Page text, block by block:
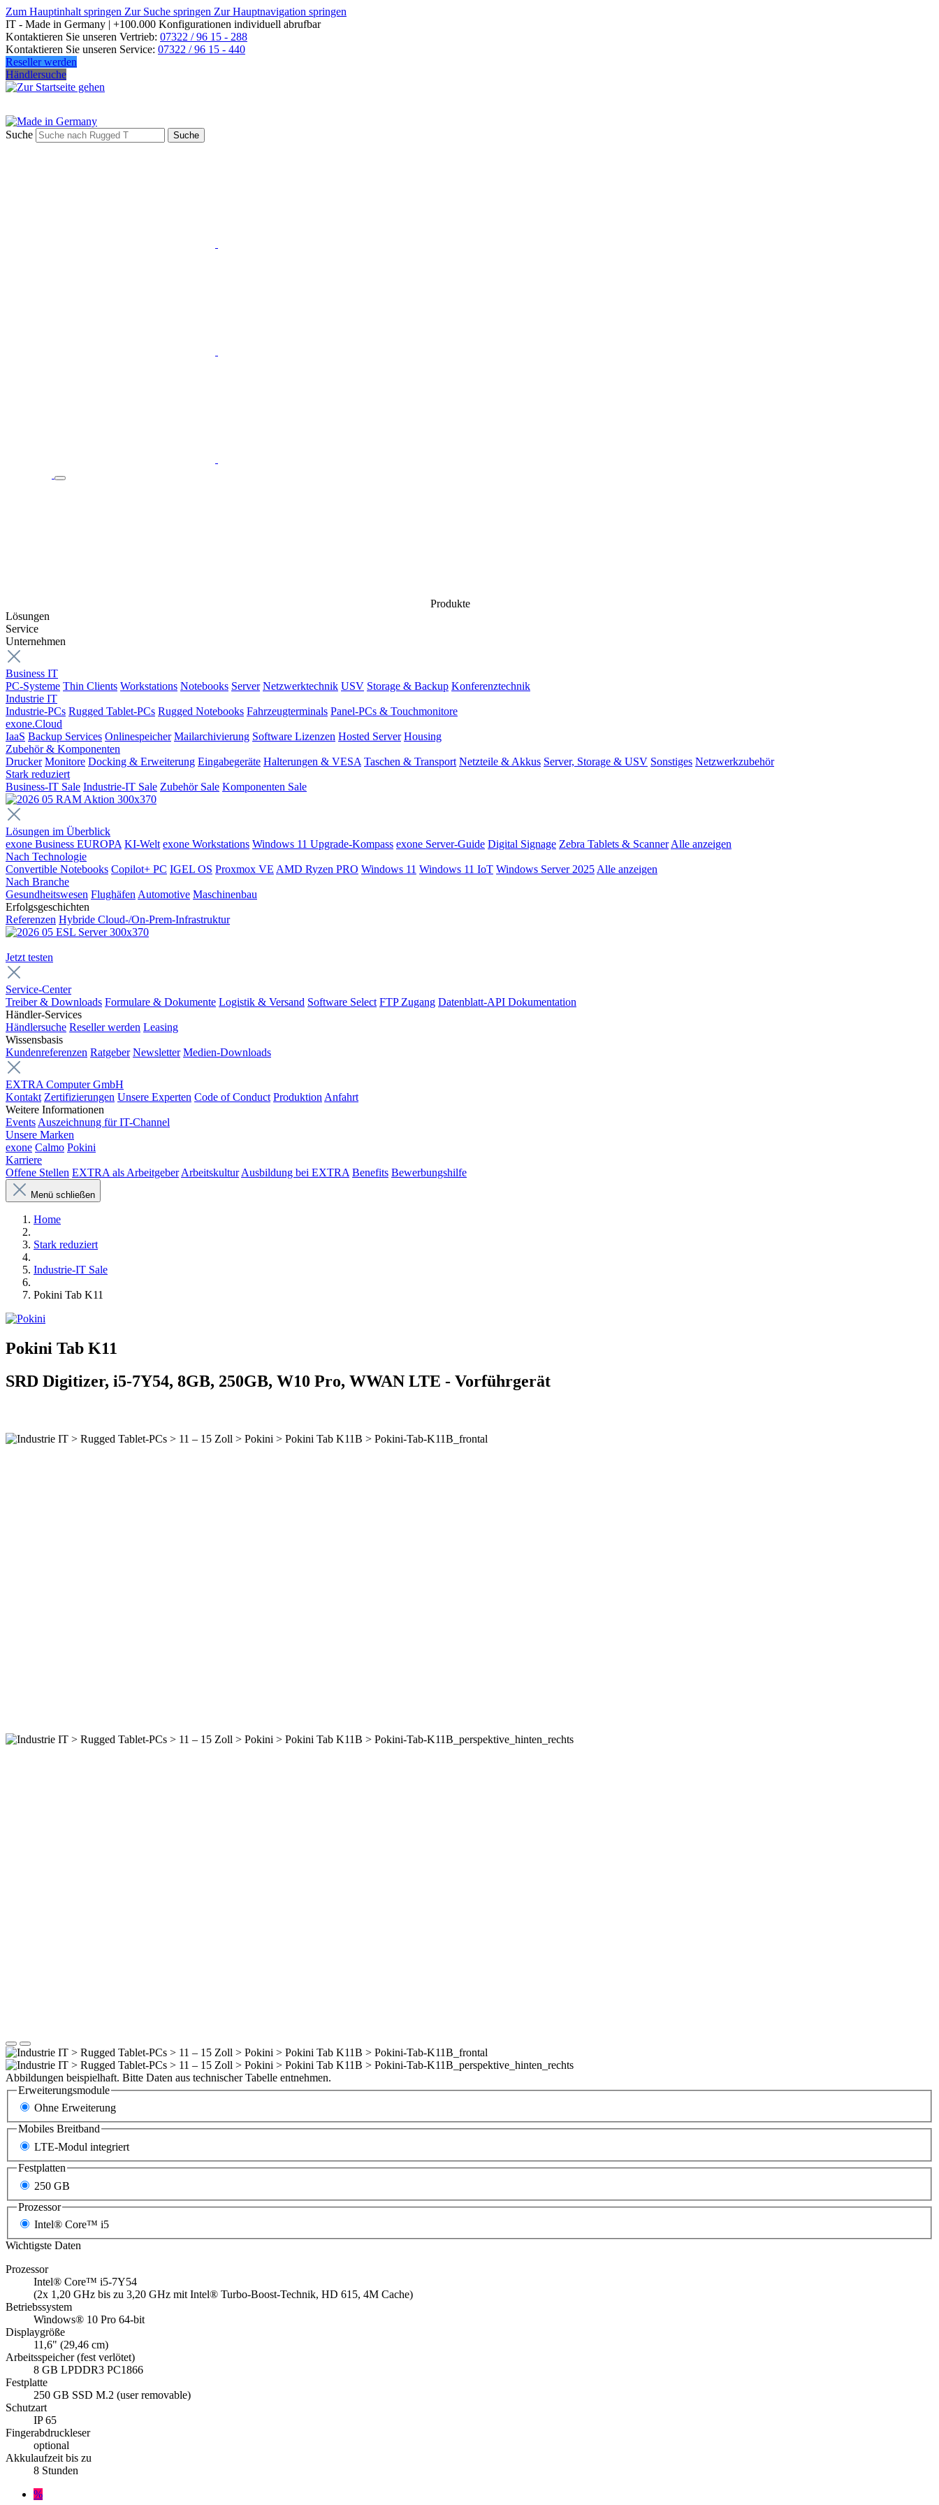
Zum Hauptinhalt springen Zur Suche springen Zur Hauptnavigation springen
IT - Made in Germany | +100.000 Konfigurationen individuell abrufbar
Kontaktieren Sie unseren Vertrieb: 07322 / 96 15 - 288
Kontaktieren Sie unseren Service: 07322 / 96 15 - 440
Reseller werden
Händlersuche
Suche Suche
Produkte
Lösungen
Service
Unternehmen
Business IT
PC-Systeme Thin Clients Workstations Notebooks Server Netzwerktechnik USV Storage & Backup Konferenztechnik
Industrie IT
Industrie-PCs Rugged Tablet-PCs Rugged Notebooks Fahrzeugterminals Panel-PCs & Touchmonitore
exone.Cloud
IaaS Backup Services Onlinespeicher Mailarchivierung Software Lizenzen Hosted Server Housing
Zubehör & Komponenten
Drucker Monitore Docking & Erweiterung Eingabegeräte Halterungen & VESA Taschen & Transport Netzteile & Akkus Server, Storage & USV Sonstiges Netzwerkzubehör
Stark reduziert
Business-IT Sale Industrie-IT Sale Zubehör Sale Komponenten Sale
Lösungen im Überblick
exone Business EUROPA KI-Welt exone Workstations Windows 11 Upgrade-Kompass exone Server-Guide Digital Signage Zebra Tablets & Scanner Alle anzeigen
Nach Technologie
Convertible Notebooks Copilot+ PC IGEL OS Proxmox VE AMD Ryzen PRO Windows 11 Windows 11 IoT Windows Server 2025 Alle anzeigen
Nach Branche
Gesundheitswesen Flughäfen Automotive Maschinenbau
Erfolgsgeschichten
Referenzen Hybride Cloud-/On-Prem-Infrastruktur
Jetzt testen
Service-Center
Treiber & Downloads Formulare & Dokumente Logistik & Versand Software Select FTP Zugang Datenblatt-API Dokumentation
Händler-Services
Händlersuche Reseller werden Leasing
Wissensbasis
Kundenreferenzen Ratgeber Newsletter Medien-Downloads
EXTRA Computer GmbH
Kontakt Zertifizierungen Unsere Experten Code of Conduct Produktion Anfahrt
Weitere Informationen
Events Auszeichnung für IT-Channel
Unsere Marken
exone Calmo Pokini
Karriere
Offene Stellen EXTRA als Arbeitgeber Arbeitskultur Ausbildung bei EXTRA Benefits Bewerbungshilfe
Menü schließen
Home
Stark reduziert
Industrie-IT Sale
Pokini Tab K11
Pokini Tab K11
SRD Digitizer, i5-7Y54, 8GB, 250GB, W10 Pro, WWAN LTE - Vorführgerät
Abbildungen beispielhaft. Bitte Daten aus technischer Tabelle entnehmen.
Erweiterungsmodule
Ohne Erweiterung
Mobiles Breitband
LTE-Modul integriert
Festplatten
250 GB
Prozessor
Intel® Core™ i5
Wichtigste Daten
Prozessor
Intel® Core™ i5-7Y54
(2x 1,20 GHz bis zu 3,20 GHz mit Intel® Turbo-Boost-Technik, HD 615, 4M Cache)
Betriebssystem
Windows® 10 Pro 64-bit
Displaygröße
11,6" (29,46 cm)
Arbeitsspeicher (fest verlötet)
8 GB LPDDR3 PC1866
Festplatte
250 GB SSD M.2 (user removable)
Schutzart
IP 65
Fingerabdruckleser
optional
Akkulaufzeit bis zu
8 Stunden
%